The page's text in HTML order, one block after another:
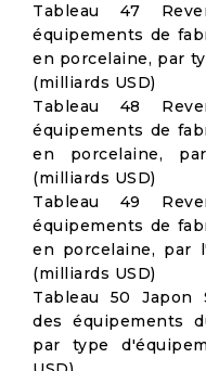
Tableau 47
équipements de
en porcelaine, par
(milliards USD)
Tableau 48
équipements de
en porcelaine,
(milliards USD)
Tableau 49
équipements de
en porcelaine, par
(milliards USD)
Tableau 50 Japon
des équipements
par type